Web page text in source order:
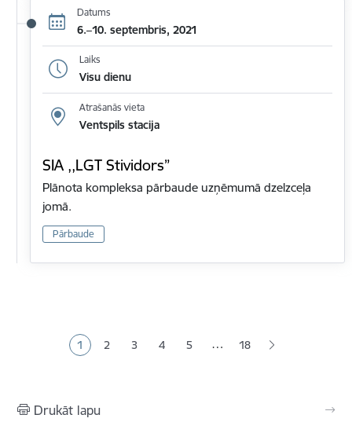
Datums
6.–10. septembris, 2021
Laiks
Visu dienu
Atrašanās vieta
Ventspils stacija
SIA ,,LGT Stividors”
Plānota kompleksa pārbaude uzņēmumā dzelzceļa
jomā.
Pārbaude
Pašreizējā lapa
1 Lapa
2 Lapa
3 Lapa
4 Lapa
5 … 18
Drukāt lapu